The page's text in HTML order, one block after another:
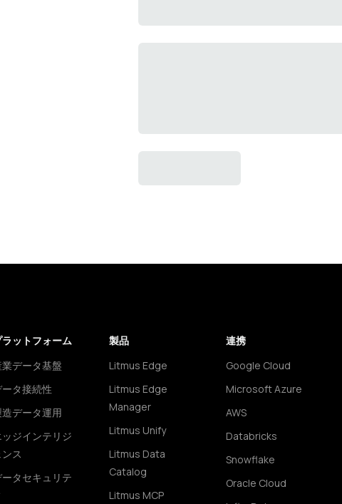
ラットフォーム
業データ基盤
タ接続性
データ運用
ッジインテリジ
ンス
タセキュリテ
製品
Litmus Edge
Litmus Edge
Manager
Litmus Unify
Litmus Data
Catalog
Litmus MCP
連携
Google Cloud
Microsoft Azure
AWS
Databricks
Snowflake
Oracle Cloud